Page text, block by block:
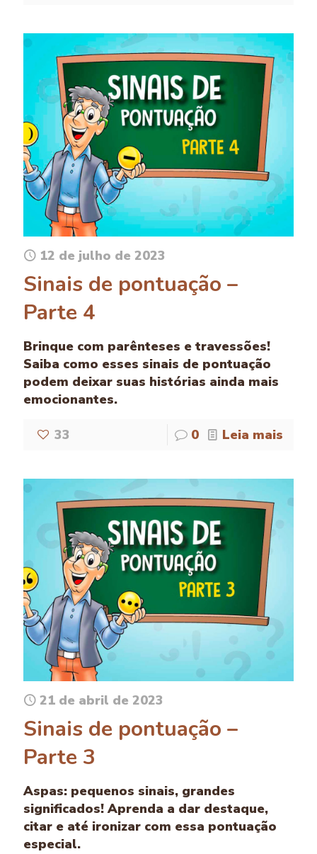
12 de julho de 2023
Sinais de pontuação –
Parte 4
Brinque com parênteses e travessões!
Saiba como esses sinais de pontuação
podem deixar suas histórias ainda mais
emocionantes.
33 0 Leia mais
21 de abril de 2023
Sinais de pontuação –
Parte 3
Aspas: pequenos sinais, grandes
significados! Aprenda a dar destaque,
citar e até ironizar com essa pontuação
especial.